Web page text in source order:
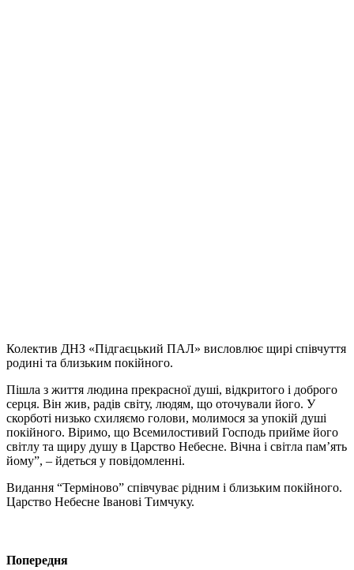
Колектив ДНЗ «Підгаєцький ПАЛ» висловлює щирі співчуття
родині та близьким покійного.
Пішла з життя людина прекрасної душі, відкритого і доброго
серця. Він жив, радів світу, людям, що оточували його. У
скорботі низько схиляємо голови, молимося за упокій душі
покійного. Віримо, що Всемилостивий Господь прийме його
світлу та щиру душу в Царство Небесне. Вічна і світла пам’ять
йому”, – йдеться у повідомленні.
Видання “Терміново” співчуває рідним і близьким покійного.
Царство Небесне Іванові Тимчуку.
Попередня